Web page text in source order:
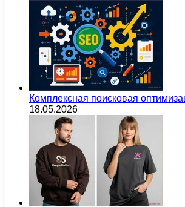
Комплексная поисковая
18.05.2026